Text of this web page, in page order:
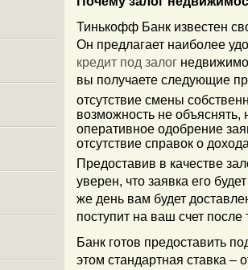
Тинькофф Банк известен
Он предлагает наиболее
кредит под залог
вы получаете следующие
отсутствие смены
возможность не объяснять,
оперативное одобрение
отсутствие справок о
Предоставив в качестве
уверен, что заявка его
же день вам будет
поступит на ваш счет после
Банк готов предоставить
этом стандартная ставка –